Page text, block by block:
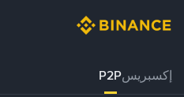
إكسبريسP2P